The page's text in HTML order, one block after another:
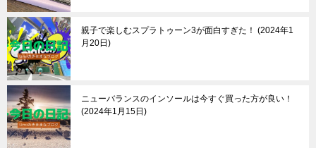
親子で楽しむスプラトゥーン3が面白すぎた！
2024年1
月20日
ニューバランスのインソールは今すぐ買った方が良い！
2024年1月15日